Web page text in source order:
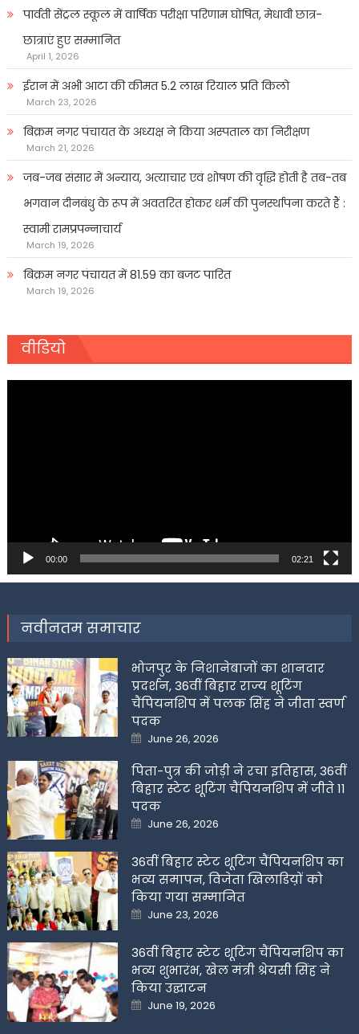
पार्वती सेंट्रल स्कूल में वार्षिक परीक्षा परिणाम घोषित, मेधावी छात्र-
छात्राएं हुए सम्मानित
April 1, 2026
ईरान में अभी आटा की कीमत 5.2 लाख रियाल प्रति किलो
March 23, 2026
बिक्रम नगर पंचायत के अध्यक्ष ने किया अस्पताल का निरीक्षण
March 21, 2026
जब-जब संसार में अन्याय, अत्याचार एवं शोषण की वृद्धि होती है तब-तब
भगवान दीनबंधु के रूप में अवतरित होकर धर्म की पुनर्स्थापना करते हैं :
स्वामी रामप्रपन्नाचार्य
March 19, 2026
बिक्रम नगर पंचायत में 81.59 का बजट पारित
March 19, 2026
वीडियो
00:00 02:21
नवीनतम समाचार
भोजपुर के निशानेबाजों का शानदार
प्रदर्शन, 36वीं बिहार राज्य शूटिंग
चैंपियनशिप में पलक सिंह ने जीता स्वर्ण
पदक
Posted
on
June 26, 2026
पिता-पुत्र की जोड़ी ने रचा इतिहास, 36वीं
बिहार स्टेट शूटिंग चैंपियनशिप में जीते 11
पदक
Posted
on
June 26, 2026
36वीं बिहार स्टेट शूटिंग चैंपियनशिप का
भव्य समापन, विजेता खिलाडिय़ों को
किया गया सम्मानित
Posted
on
June 23, 2026
36वीं बिहार स्टेट शूटिंग चैंपियनशिप का
भव्य शुभारंभ, खेल मंत्री श्रेयसी सिंह ने
किया उद्घाटन
Posted
on
June 19, 2026